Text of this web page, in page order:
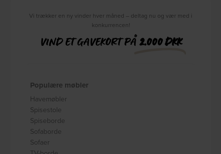
Vi trækker en ny vinder hver måned – deltag nu og vær med i
konkurrencen!
VIND ET GAVEKORT PÅ2.000 DKK
Populære møbler
Havemøbler
Spisestole
Spiseborde
Sofaborde
Sofaer